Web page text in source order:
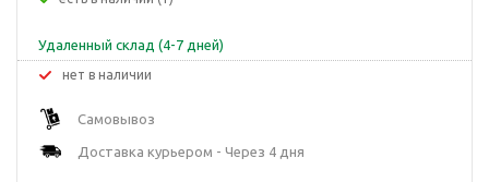
Удаленный склад (4-7 дней)
Нет в наличии
Самовывоз
Доставка курьером - Через 4 дня